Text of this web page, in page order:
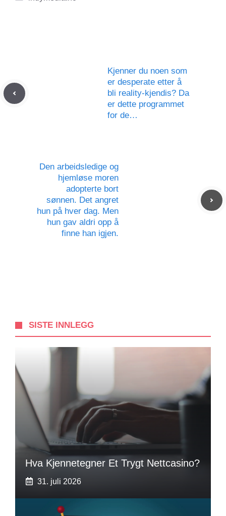
Kjenner du noen som
er desperate etter å
bli reality-kjendis? Da
er dette programmet
for de…
Den arbeidsledige og
hjemløse moren
adopterte bort
sønnen. Det angret
hun på hver dag. Men
hun gav aldri opp å
finne han igjen.
SISTE INNLEGG
Hva Kjennetegner Et Trygt Nettcasino?
31. juli 2026